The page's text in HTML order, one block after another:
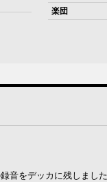
楽団
音をデッカに残しまし